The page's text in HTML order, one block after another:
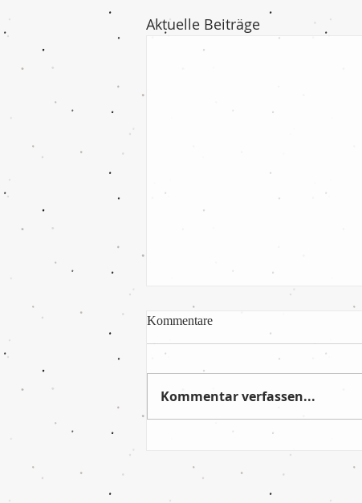
Aktuelle Beiträge
Kommentare
Kommentar verfassen...